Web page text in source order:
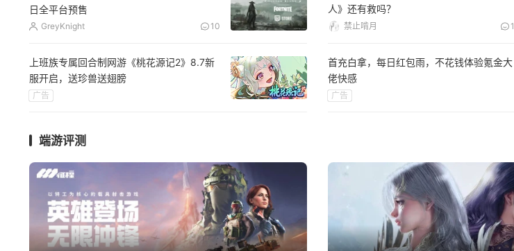
日全平台预售
GreyKnight 10
人》还有救吗？
禁止啃月
上班族专属回合制网游《桃花源记2》8.7新
服开启，送珍兽送翅膀
广告
首充白拿，每日红包雨，不花钱体验氪金大
佬快感
广告
端游评测